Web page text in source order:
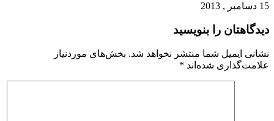
15 دسامبر , 2013
دیدگاهتان را بنویسید
نشانی ایمیل شما منتشر نخواهد شد. بخش‌های موردنیاز
علامت‌گذاری شده‌اند *